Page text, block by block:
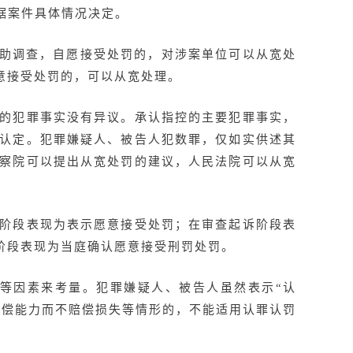
件具体情况决定。
调查，自愿接受处罚的，对涉案单位可以从宽处
受处罚的，可以从宽处理。
罪事实没有异议。承认指控的主要犯罪事实，
定。犯罪嫌疑人、被告人犯数罪，仅如实供述其
院可以提出从宽处罚的建议，人民法院可以从宽
段表现为表示愿意接受处罚；在审查起诉阶段表
段表现为当庭确认愿意接受刑罚处罚。
因素来考量。犯罪嫌疑人、被告人虽然表示“认
能力而不赔偿损失等情形的，不能适用认罪认罚